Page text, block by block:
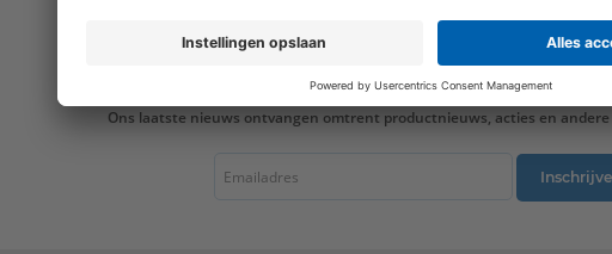
Serie: LS range
Ons laatste nieuws ontvangen omtrent productnieuws, acties en